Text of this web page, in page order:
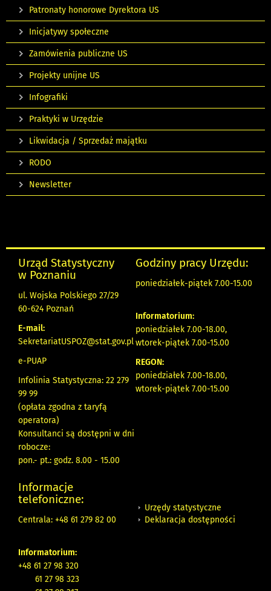
Patronaty honorowe Dyrektora US
Inicjatywy społeczne
Zamówienia publiczne US
Projekty unijne US
Infografiki
Praktyki w Urzędzie
Likwidacja / Sprzedaż majątku
RODO
Newsletter
Urząd Statystyczny
w Poznaniu
ul. Wojska Polskiego 27/29
60-624 Poznań
E-mail:
SekretariatUSPOZ@stat.gov.pl
e-PUAP
Infolinia Statystyczna: 22 279
99 99
(opłata zgodna z taryfą
operatora)
Konsultanci są dostępni w dni
robocze:
pon.- pt.: godz. 8.00 - 15.00
Godziny pracy Urzędu:
poniedziałek-piątek 7.00-15.00
Informatorium:
poniedziałek 7.00-18.00,
wtorek-piątek 7.00-15.00
REGON:
poniedziałek 7.00-18.00,
wtorek-piątek 7.00-15.00
Informacje
telefoniczne:
Centrala: +48 61 279 82 00
Informatorium:
+48 61 27 98 320
61 27 98 323
Urzędy statystyczne
Deklaracja dostępności